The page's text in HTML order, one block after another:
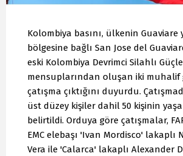
Kolombiya basını, ülkenin Guaviare
bölgesine bağlı San Jose del
eski Kolombiya Devrimci Silahlı
mensuplarından oluşan iki muhalif
çatışma çıktığını duyurdu.
üst düzey kişiler dahil 50 kişinin
belirtildi. Orduya göre çatışmalar,
EMC elebaşı 'Ivan Mordisco' lakaplı
Vera ile 'Calarca' lakaplı Alexander